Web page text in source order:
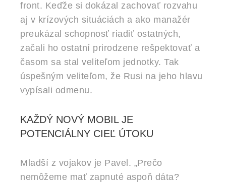
front. Keďže si dokázal zachovať rozvahu
aj v krízových situáciách a ako manažér
preukázal schopnosť riadiť ostatných,
začali ho ostatní prirodzene rešpektovať a
časom sa stal veliteľom jednotky. Tak
úspešným veliteľom, že Rusi na jeho hlavu
vypísali odmenu.
KAŽDÝ NOVÝ MOBIL JE
POTENCIÁLNY CIEĽ ÚTOKU
Mladší z vojakov je Pavel. „Prečo
nemôžeme mať zapnuté aspoň dáta?